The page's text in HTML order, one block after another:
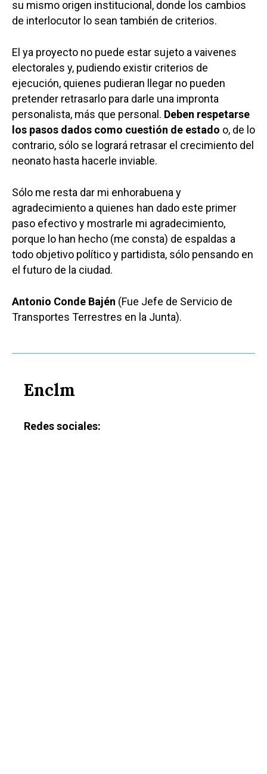
su mismo origen institucional, donde los cambios
de interlocutor lo sean también de criterios.
El ya proyecto no puede estar sujeto a vaivenes
electorales y, pudiendo existir criterios de
ejecución, quienes pudieran llegar no pueden
pretender retrasarlo para darle una impronta
personalista, más que personal. Deben respetarse
los pasos dados como cuestión de estado o, de lo
contrario, sólo se logrará retrasar el crecimiento del
neonato hasta hacerle inviable.
Sólo me resta dar mi enhorabuena y
agradecimiento a quienes han dado este primer
paso efectivo y mostrarle mi agradecimiento,
porque lo han hecho (me consta) de espaldas a
todo objetivo político y partidista, sólo pensando en
el futuro de la ciudad.
Antonio Conde Bajén (Fue Jefe de Servicio de
Transportes Terrestres en la Junta).
Enclm
Redes sociales:
Castilla-La
Toledo
Ciudad Real
Cuenca
Guadalajara
Talavera
Sanidad
Economía
Cultura
Deportes
Sucesos
Planeta Rural
Especiales